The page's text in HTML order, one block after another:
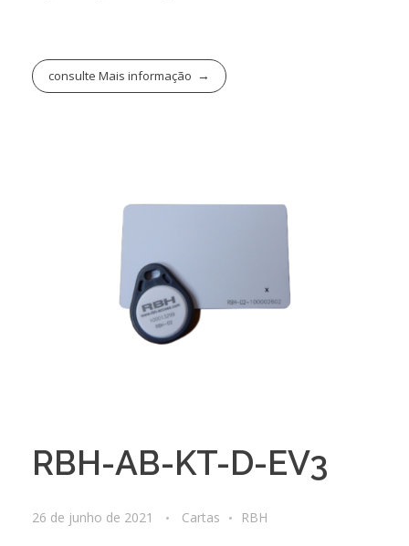
consulte Mais informação
RBH-AB-KT-D-EV3
26 de junho de 2021 Cartas RBH